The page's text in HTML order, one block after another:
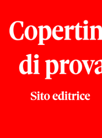
LEGGI TUTTO